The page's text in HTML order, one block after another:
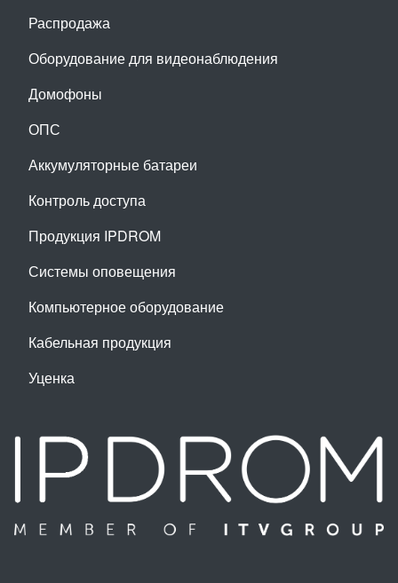
Распродажа
Оборудование для видеонаблюдения
Домофоны
ОПС
Аккумуляторные батареи
Контроль доступа
Продукция IPDROM
Системы оповещения
Компьютерное оборудование
Кабельная продукция
Уценка